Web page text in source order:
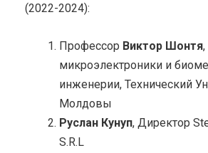
(2022-2024):
Профессор Виктор Шонтя
микроэлектроники и
инженерии, Технический
Молдовы
Руслан Кунуп, Директор
S.R.L